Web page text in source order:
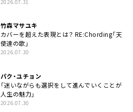
2026.07.31
竹森マサユキ
カバーを超えた表現とは？ RE:Chording「天
使達の歌」
2026.07.30
パク・ユチョン
「迷いながらも選択をして進んでいくことが
人生の魅力」
2026.07.30